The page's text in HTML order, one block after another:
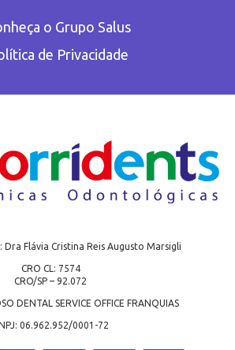
o Grupo Salus
de Privacidade
Dra Flávia Cristina Reis Augusto Marsigli
CRO CL: 7574
CRO/SP – 92.072
DENTAL SERVICE OFFICE FRANQUIAS
06.962.952/0001-72